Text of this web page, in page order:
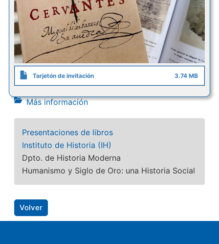
Tarjetón de invitación 3.74 MB
Más información
Presentaciones de libros
Instituto de Historia (IH)
Dpto. de Historia Moderna
Humanismo y Siglo de Oro: una Historia Social
Volver